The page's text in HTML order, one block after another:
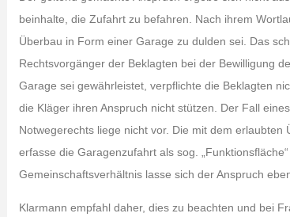
beinhalte, die Zufahrt zu befahren. Nach ihrem
Überbau in Form einer Garage zu dulden sei. Das
Rechtsvorgänger der Beklagten bei der Bewilligung
Garage sei gewährleistet, verpflichte die Beklagten
die Kläger ihren Anspruch nicht stützen. Der Fall
Notwegerechts liege nicht vor. Die mit dem
erfasse die Garagenzufahrt als sog.
Gemeinschaftsverhältnis lasse sich der Anspruch
Klarmann empfahl daher, dies zu beachten und bei